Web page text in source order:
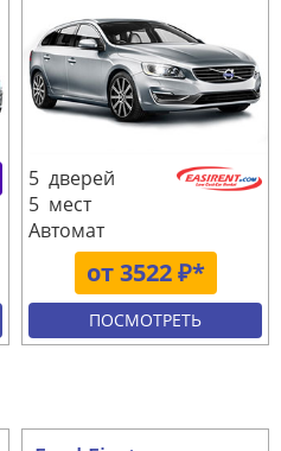
от 3522 ₽*
5 дверей
5 мест
Автомат
ПОСМОТРЕТЬ